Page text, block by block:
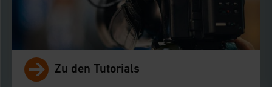
werden und dieses Banner erneut angezeigt wird.
Impressum|Datenschutzerklärung
Zu den Tutorials